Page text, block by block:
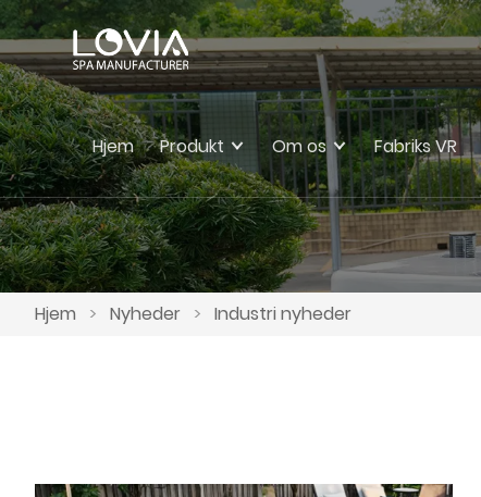
Hjem Produkt Om os Fabriks VR
Hjem > Nyheder > Industri nyheder